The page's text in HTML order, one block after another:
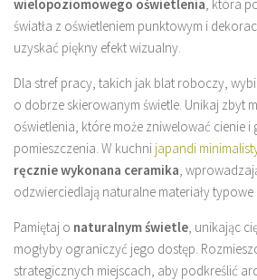
wielopoziomowego oświetlenia , która
światła z oświetleniem punktowym i
uzyskać piękny efekt wizualny.
Dla stref pracy, takich jak blat roboczy,
o dobrze skierowanym świetle. Unikaj zbyt
oświetlenia, które może zniwelować cienie i
pomieszczenia. W kuchni japandi
ręcznie wykonana ceramika ,
odzwierciedlają naturalne materiały typowe
Pamiętaj o naturalnym świetle , unikając
mogłyby ograniczyć jego dostęp.
strategicznych miejscach, aby podkreślić